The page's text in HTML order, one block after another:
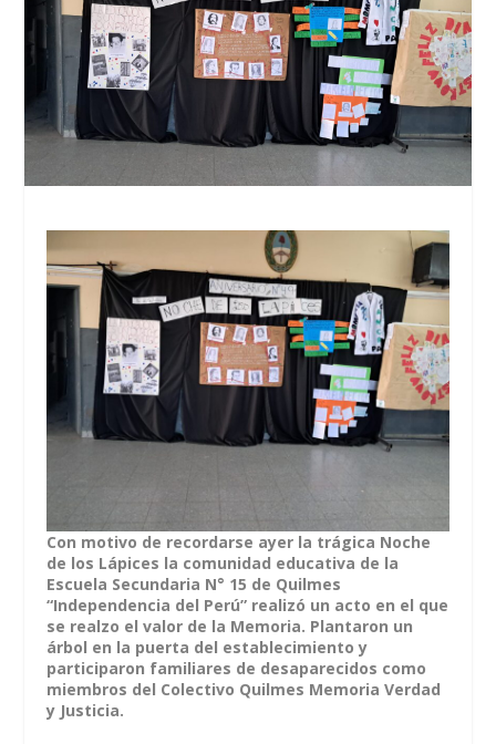
Con motivo de recordarse ayer la trágica Noche
de los Lápices la comunidad educativa de la
Escuela Secundaria N° 15 de Quilmes
“Independencia del Perú” realizó un acto en el que
se realzo el valor de la Memoria. Plantaron un
árbol en la puerta del establecimiento y
participaron familiares de desaparecidos como
miembros del Colectivo Quilmes Memoria Verdad
y Justicia.